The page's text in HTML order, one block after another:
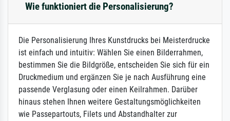
Wie funktioniert die Personalisierung?
Die Personalisierung Ihres Kunstdrucks bei Meisterdrucke
ist einfach und intuitiv: Wählen Sie einen Bilderrahmen,
bestimmen Sie die Bildgröße, entscheiden Sie sich für ein
Druckmedium und ergänzen Sie je nach Ausführung eine
passende Verglasung oder einen Keilrahmen. Darüber
hinaus stehen Ihnen weitere Gestaltungsmöglichkeiten
wie Passepartouts, Filets und Abstandhalter zur